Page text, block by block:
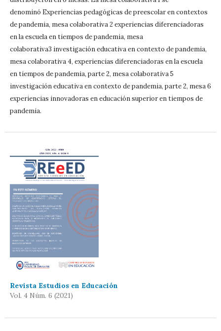
denominó Experiencias pedagógicas de preescolar en contextos
de pandemia, mesa colaborativa 2 experiencias diferenciadoras
en la escuela en tiempos de pandemia, mesa
colaborativa3 investigación educativa en contexto de pandemia,
mesa colaborativa 4, experiencias diferenciadoras en la escuela
en tiempos de pandemia, parte 2, mesa colaborativa 5
investigación educativa en contexto de pandemia, parte 2, mesa 6
experiencias innovadoras en educación superior en tiempos de
pandemia.
Revista Estudios en Educación
Vol. 4 Núm. 6 (2021)